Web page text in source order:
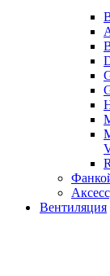
Вентиляция